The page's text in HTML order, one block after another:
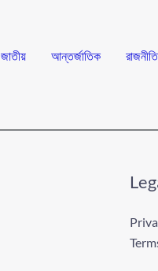
জাতীয় আন্তর্জাতিক রাজনীতি